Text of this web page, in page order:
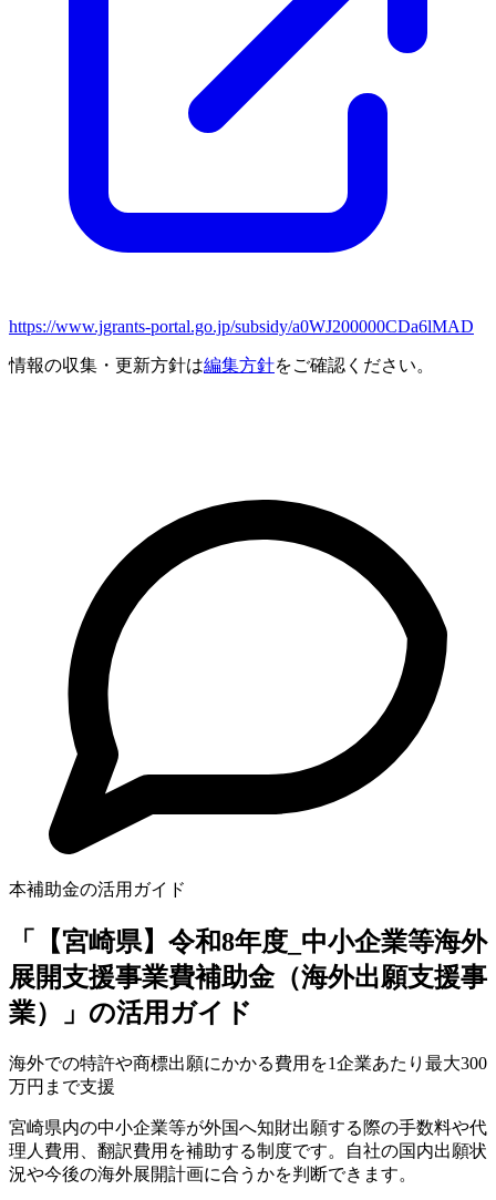
https://www.jgrants-portal.go.jp/subsidy/a0WJ200000CDa6lMAD
情報の収集・更新方針は編集方針をご確認ください。
本補助金の活用ガイド
「【宮崎県】令和8年度_中小企業等海外
展開支援事業費補助金（海外出願支援事
業）」の活用ガイド
海外での特許や商標出願にかかる費用を1企業あたり最大300
万円まで支援
宮崎県内の中小企業等が外国へ知財出願する際の手数料や代
理人費用、翻訳費用を補助する制度です。自社の国内出願状
況や今後の海外展開計画に合うかを判断できます。